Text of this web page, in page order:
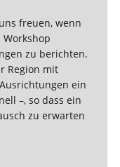
freuen, wenn
zu berichten.
Region mit
ein
–, so dass ein
zu erwarten